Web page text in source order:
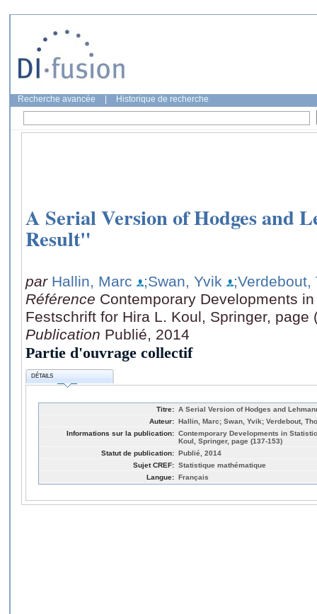
Recherche avancée Historique de recherche
A Serial Version of Hodges and
Result"
par Hallin, Marc ;Swan, Yvik
;Verdebout,
Référence Contemporary Developments
Festschrift for Hira L. Koul, Springer, page
Publication Publié, 2014
Partie d'ouvrage collectif
DÉTAILS
Titre: A Serial Version of Hodges and
Auteur: Hallin, Marc; Swan, Yvik; Verdebout,
Informations sur la publication: Contemporary Developments in
Koul, Springer, page (137-153)
Statut de publication: Publié, 2014
Sujet CREF: Statistique mathématique
Langue: Français